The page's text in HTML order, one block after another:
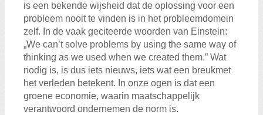
is een bekende wijsheid dat de oplossing voor een
probleem nooit te vinden is in het probleemdomein
zelf. In de vaak geciteerde woorden van Einstein:
„We can’t solve problems by using the same way of
thinking as we used when we created them.” Wat
nodig is, is dus iets nieuws, iets wat een breukmet
het verleden betekent. In onze ogen is dat een
groene economie, waarin maatschappelijk
verantwoord ondernemen de norm is.